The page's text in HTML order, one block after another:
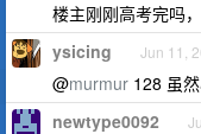
楼主刚刚高考完吗
ysicing Jun 11,
@murmur 128 虽
newtype0092